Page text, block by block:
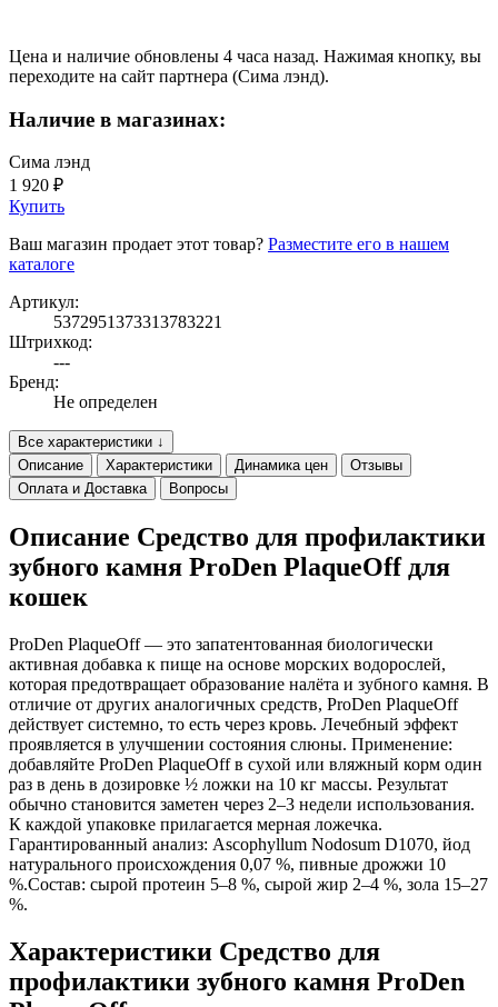
Цена и наличие обновлены 4 часа назад. Нажимая кнопку, вы
переходите на сайт партнера (Сима лэнд).
Наличие в магазинах:
Сима лэнд
1 920 ₽
Купить
Ваш магазин продает этот товар? Разместите его в нашем
каталоге
Артикул:
5372951373313783221
Штрихкод:
---
Бренд:
Не определен
Все характеристики ↓
Описание
Характеристики Динамика цен
Отзывы
Оплата и Доставка
Вопросы
Описание Средство для профилактики
зубного камня ProDen PlaqueOff для
кошек
ProDen PlaqueOff — это запатентованная биологически
активная добавка к пище на основе морских водорослей,
которая предотвращает образование налёта и зубного камня. В
отличие от других аналогичных средств, ProDen PlaqueOff
действует системно, то есть через кровь. Лечебный эффект
проявляется в улучшении состояния слюны. Применение:
добавляйте ProDen PlaqueOff в сухой или вляжный корм один
раз в день в дозировке ½ ложки на 10 кг массы. Результат
обычно становится заметен через 2–3 недели использования.
К каждой упаковке прилагается мерная ложечка.
Гарантированный анализ: Ascophyllum Nodosum D1070, йод
натурального происхождения 0,07 %, пивные дрожжи 10
%.Состав: сырой протеин 5–8 %, сырой жир 2–4 %, зола 15–27
%.
Характеристики Средство для
профилактики зубного камня ProDen